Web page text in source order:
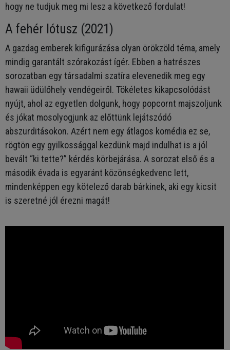
hogy ne tudjuk meg mi lesz a következő fordulat!
A fehér lótusz (2021)
A gazdag emberek kifigurázása olyan örökzöld téma, amely
mindig garantált szórakozást ígér. Ebben a hatrészes
sorozatban egy társadalmi szatíra elevenedik meg egy
hawaii üdülőhely vendégeiről. Tökéletes kikapcsolódást
nyújt, ahol az egyetlen dolgunk, hogy popcornt majszoljunk
és jókat mosolyogjunk az előttünk lejátszódó
abszurditásokon. Azért nem egy átlagos komédia ez se,
rögtön egy gyilkossággal kezdünk majd indulhat is a jól
bevált “ki tette?” kérdés körbejárása. A sorozat első és a
második évada is egyaránt közönségkedvenc lett,
mindenképpen egy kötelező darab bárkinek, aki egy kicsit
is szeretné jól érezni magát!